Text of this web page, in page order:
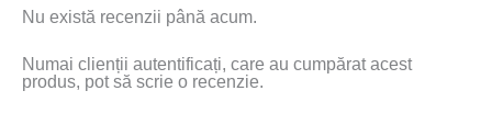
Nu există recenzii până acum.
Numai clienții autentificați, care au cumpărat acest
produs, pot să scrie o recenzie.